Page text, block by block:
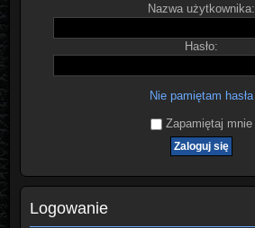
Nazwa użytkownika:
Hasło:
Nie pamiętam hasła
Zapamiętaj mnie
Logowanie